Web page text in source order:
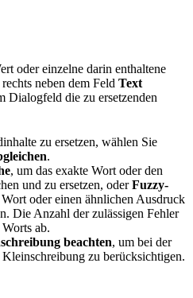
oder einzelne darin enthaltene
neben dem Feld Text
Dialogfeld die zu ersetzenden
zu ersetzen, wählen Sie
.
, um das exakte Wort oder den
und zu ersetzen, oderFuzzy-
oder einen ähnlichen Ausdruck
Die Anzahl der zulässigen Fehler
ab.
beachten, um bei der
zu berücksichtigen.